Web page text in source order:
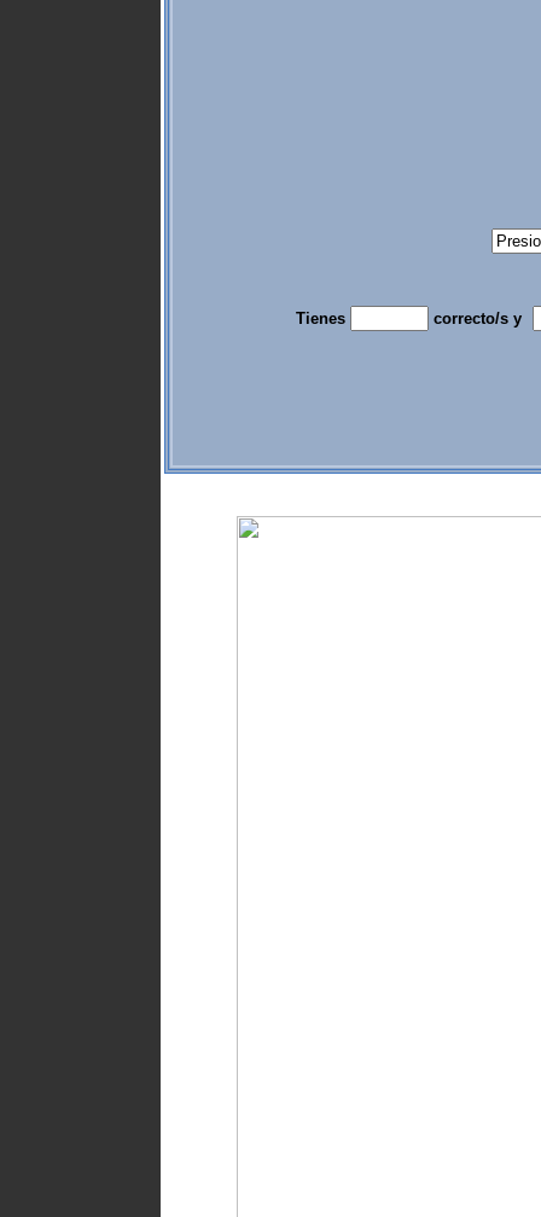
Tienes correcto/s y